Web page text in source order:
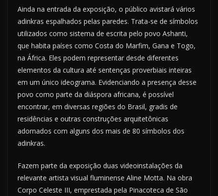
Ainda na entrada da exposição, o público avistará vários
adinkras espalhados pelas paredes. Trata-se de símbolos
utilizados como sistema de escrita pelo povo Ashanti,
que habita países como Costa do Marfim, Gana e Togo,
na África. Eles podem representar desde diferentes
elementos da cultura até sentenças proverbiais inteiras
em um único ideograma. Evidenciando a presença desse
povo como parte da diáspora africana, é possível
encontrar, em diversas regiões do Brasil, gradis de
residências e outras construções arquitetônicas
adornados com alguns dos mais de 80 símbolos dos
adinkras.
Fazem parte da exposição duas videoinstalações da
relevante artista visual fluminense Aline Motta. Na obra
Corpo Celeste III, emprestada pela Pinacoteca de São